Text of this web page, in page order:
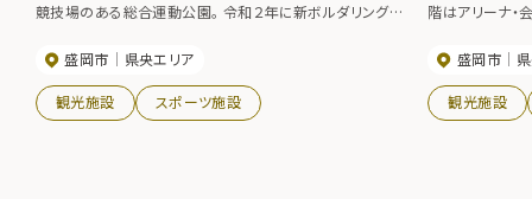
競技場のある総合運動公園。 令和２年に新ボルダリング場
盛岡市
県央エリア
観光施設 スポーツ施設
階はアリーナ・
下さい。 盛岡
ミナルで乗り換
盛岡市
観光施設